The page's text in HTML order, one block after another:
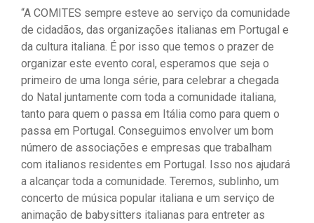
“A COMITES sempre esteve ao serviço da comunidade
de cidadãos, das organizações italianas em Portugal e
da cultura italiana. É por isso que temos o prazer de
organizar este evento coral, esperamos que seja o
primeiro de uma longa série, para celebrar a chegada
do Natal juntamente com toda a comunidade italiana,
tanto para quem o passa em Itália como para quem o
passa em Portugal. Conseguimos envolver um bom
número de associações e empresas que trabalham
com italianos residentes em Portugal. Isso nos ajudará
a alcançar toda a comunidade. Teremos, sublinho, um
concerto de música popular italiana e um serviço de
animação de babysitters italianas para entreter as